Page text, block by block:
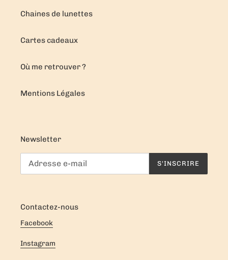
Chaines de lunettes
Cartes cadeaux
Où me retrouver ?
Mentions Légales
Newsletter
S'INSCRIRE
Contactez-nous
Facebook
Instagram